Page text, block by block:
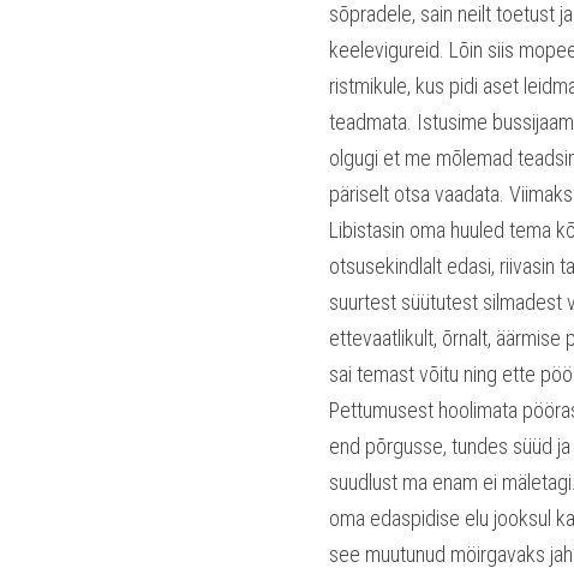
sõpradele, sain neilt toetust
keelevigureid. Lõin siis
ristmikule, kus pidi aset
teadmata. Istusime
olgugi et me mõlemad
päriselt otsa vaadata.
Libistasin oma huuled tema
otsusekindlalt edasi, riivasin
suurtest süütutest silmadest
ettevaatlikult, õrnalt, äärmise
sai temast võitu ning ette
Pettumusest hoolimata
end põrgusse, tundes süüd
suudlust ma enam ei
oma edaspidise elu jooksul
see muutunud möirgavaks